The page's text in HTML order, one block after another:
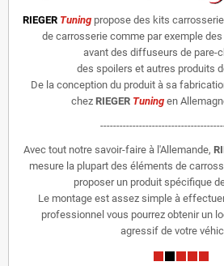
RIEGER Tuning propose des kits
de carrosserie comme par exemple
avant des diffuseurs de pare-
des spoilers et autres produits
De la conception du produit à sa
chez RIEGER Tuningen
Avec tout notre savoir-faire à l'Allemande,
mesure la plupart des éléments de
proposer un produit spécifique
Le montage est assez simple à
professionnel vous pourrez obtenir un
agressif de votre